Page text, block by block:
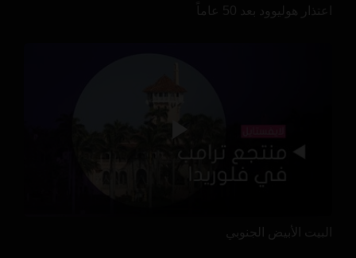
اعتذار هوليوود بعد 50 عاماً
البيت الأبيض الجنوبي